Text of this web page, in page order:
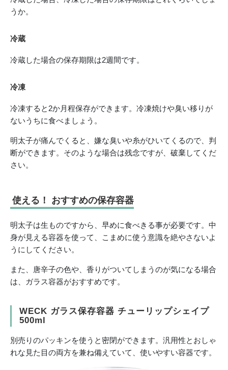
うか。
冷蔵
冷蔵した場合の保存期限は2週間です。
冷凍
冷凍すると2か月程保存ができます。冷凍焼けや臭い移りが
ないうちに食べましょう。
明太子が痛んでくると、嫌な臭いや糸がひいてくるので、判
断ができます。そのような場合は残念ですが、破棄してくだ
さい。
使える！ おすすめの保存容器
明太子は生ものですから、早めに食べきる事が必要です。中
身が見える容器を使って、こまめに使う意識を絶やさないよ
うにしてください。
また、唐辛子の色や、香りがついてしまうのが気になる場合
は、ガラス容器がおすすめです。
WECK ガラス保存容器 チューリップシェイプ
500ml
別売りのパッキンを使うと密閉ができます。汎用性とおしゃ
れな見た目の両方を兼ね備えていて、使いやすい容器です。